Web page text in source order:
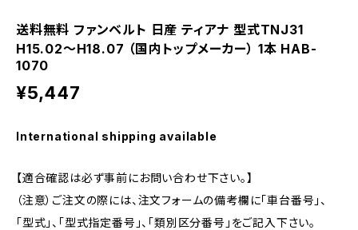
送料無料 ファンベルト 日産 ティアナ 型式TNJ31
H15.02～H18.07 （国内トップメーカー） 1本 HAB-
1070
¥5,447
International shipping available
【適合確認は必ず事前にお問い合わせ下さい。】
（注意）ご注文の際には、注文フォームの備考欄に「車台番号」、
「型式」、「型式指定番号」、「類別区分番号」をご記入下さい。